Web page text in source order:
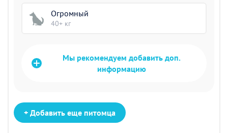
Огромный
40+ кг
Мы рекомендуем добавить доп.
информацию
+ Добавить еще питомца